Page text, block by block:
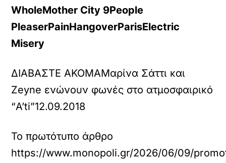
WholeMother City 9People
PleaserPainHangoverParisElectric
Misery
ΔΙΑΒΑΣΤΕ ΑΚΟΜΑΜαρίνα Σάττι και
Zeyne ενώνουν φωνές στο ατμοσφαιρικό
“A’ti”12.09.2018
Το πρωτότυπο άρθρο
https://www.monopoli.gr/2026/06/09/